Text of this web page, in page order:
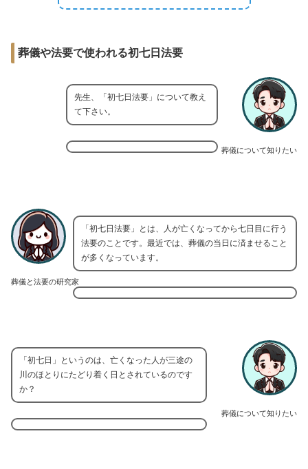
葬儀や法要で使われる初七日法要
葬儀について知りたい
先生、「初七日法要」について教え
て下さい。
葬儀と法要の研究家
「初七日法要」とは、人が亡くなってから七日目に行う
法要のことです。最近では、葬儀の当日に済ませること
が多くなっています。
葬儀について知りたい
「初七日」というのは、亡くなった人が三途の
川のほとりにたどり着く日とされているのです
か？